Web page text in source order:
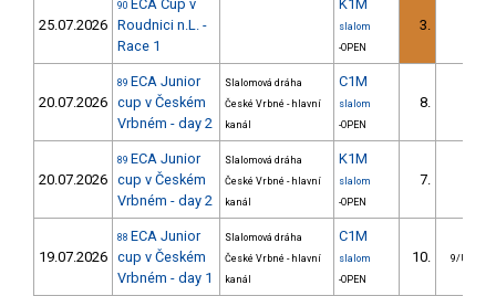
25.07.2026
90 ECA Cup v
Roudnici n.L. -
Race 1
K1M
slalom
-OPEN
3.
20.07.2026
89 ECA Junior
cup v Českém
Vrbném - day 2
Slalomová dráha
České Vrbné - hlavní
kanál
C1M
slalom
-OPEN
8.
20.07.2026
89 ECA Junior
cup v Českém
Vrbném - day 2
Slalomová dráha
České Vrbné - hlavní
kanál
K1M
slalom
-OPEN
7.
19.07.2026
88 ECA Junior
cup v Českém
Vrbném - day 1
Slalomová dráha
České Vrbné - hlavní
kanál
C1M
slalom
-OPEN
10. 9/U23